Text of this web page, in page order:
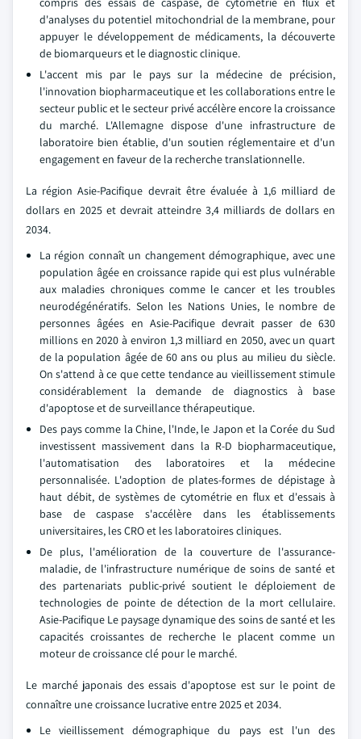
d'analyses du potentiel mitochondrial de la membrane, pour
appuyer le développement de médicaments, la découverte
de biomarqueurs et le diagnostic clinique.
L'accent mis par le pays sur la médecine de précision,
l'innovation biopharmaceutique et les collaborations entre le
secteur public et le secteur privé accélère encore la croissance
du marché. L'Allemagne dispose d'une infrastructure de
laboratoire bien établie, d'un soutien réglementaire et d'un
engagement en faveur de la recherche translationnelle.
La région Asie-Pacifique devrait être évaluée à 1,6 milliard de
dollars en 2025 et devrait atteindre 3,4 milliards de dollars en
2034.
La région connaît un changement démographique, avec une
population âgée en croissance rapide qui est plus vulnérable
aux maladies chroniques comme le cancer et les troubles
neurodégénératifs. Selon les Nations Unies, le nombre de
personnes âgées en Asie-Pacifique devrait passer de 630
millions en 2020 à environ 1,3 milliard en 2050, avec un quart
de la population âgée de 60 ans ou plus au milieu du siècle.
On s'attend à ce que cette tendance au vieillissement stimule
considérablement la demande de diagnostics à base
d'apoptose et de surveillance thérapeutique.
Des pays comme la Chine, l'Inde, le Japon et la Corée du Sud
investissent massivement dans la R-D biopharmaceutique,
l'automatisation des laboratoires et la médecine
personnalisée. L'adoption de plates-formes de dépistage à
haut débit, de systèmes de cytométrie en flux et d'essais à
base de caspase s'accélère dans les établissements
universitaires, les CRO et les laboratoires cliniques.
De plus, l'amélioration de la couverture de l'assurance-
maladie, de l'infrastructure numérique de soins de santé et
des partenariats public-privé soutient le déploiement de
technologies de pointe de détection de la mort cellulaire.
Asie-Pacifique Le paysage dynamique des soins de santé et les
capacités croissantes de recherche le placent comme un
moteur de croissance clé pour le marché.
Le marché japonais des essais d'apoptose est sur le point de
connaître une croissance lucrative entre 2025 et 2034.
Le vieillissement démographique du pays est l'un des